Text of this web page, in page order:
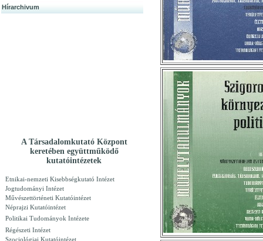
Hírarchivum
A Társadalomkutató Központ
keretében együttműködő
kutatóintézetek
Etnikai-nemzeti Kisebbségkutató Intézet
Jogtudományi Intézet
Művészettörténeti Kutatóintézet
Néprajzi Kutatóintézet
Politikai Tudományok Intézete
Régészeti Intézet
Szociológiai Kutatóintézet